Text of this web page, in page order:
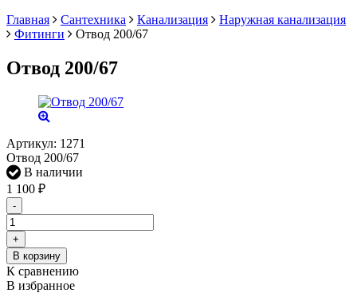
Главная
Сантехника Канализация
Наружная канализация
Фитинги
Отвод 200/67
Отвод 200/67
Артикул: 1271
Отвод 200/67
В наличии
1 100 ₽
-
+
В корзину
К сравнению
В избранное